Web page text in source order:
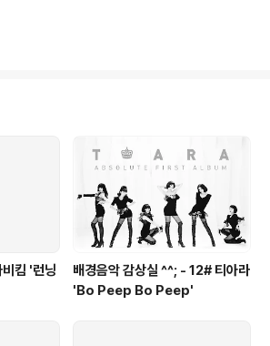
arriba y arriba, por ti sere Por ti sere, por
킴 '런닝
배경음악 감상실 ^^; - 12# 티아라
'Bo Peep Bo Peep'